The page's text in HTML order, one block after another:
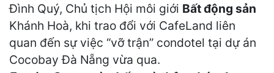
Đình Quý, Chủ tịch Hội môi giới Bất động sản
Khánh Hoà, khi trao đổi với CafeLand liên
quan đến sự việc “vỡ trận” condotel tại dự án
Cocobay Đà Nẵng vừa qua.